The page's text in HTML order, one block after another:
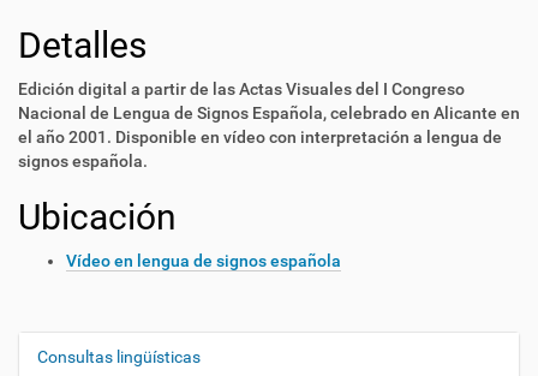
Detalles
Edición digital a partir de las Actas Visuales del I Congreso
Nacional de Lengua de Signos Española, celebrado en Alicante en
el año 2001. Disponible en vídeo con interpretación a lengua de
signos española.
Ubicación
Vídeo en lengua de signos española
N
Consultas lingüísticas